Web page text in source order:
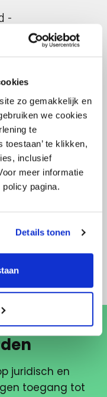
zo gemakkelijk en
we cookies
te
toestaan’ te klikken,
inclusief
meer informatie
pagina.
Details tonen
-
het hbo
juridisch en
toegang tot